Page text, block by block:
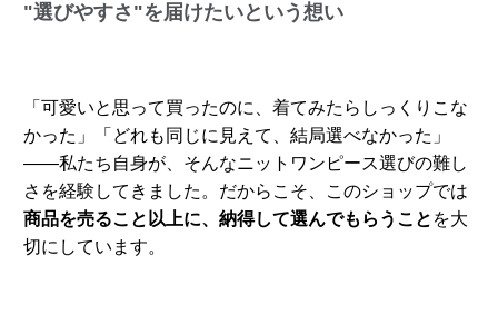
"選びやすさ"を届けたいという想い
「可愛いと思って買ったのに、着てみたらしっくりこな
かった」「どれも同じに見えて、結局選べなかった」
――私たち自身が、そんなニットワンピース選びの難し
さを経験してきました。だからこそ、このショップでは
商品を売ること以上に、納得して選んでもらうこと を大
切にしています。